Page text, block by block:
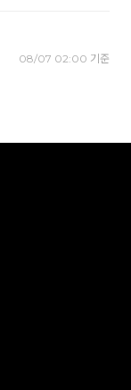
08/07 02:00 기준